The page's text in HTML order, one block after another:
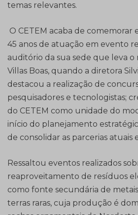
temas relevantes.
O CETEM acaba de comemorar
45 anos de atuação em evento
auditório da sua sede que leva o
Villas Boas, quando a diretora
destacou a realização de
pesquisadores e tecnologistas;
do CETEM como unidade do
início do planejamento
de consolidar as parcerias atuais
Ressaltou eventos realizados
reaproveitamento de resíduos
como fonte secundária de
terras raras, cuja produção é